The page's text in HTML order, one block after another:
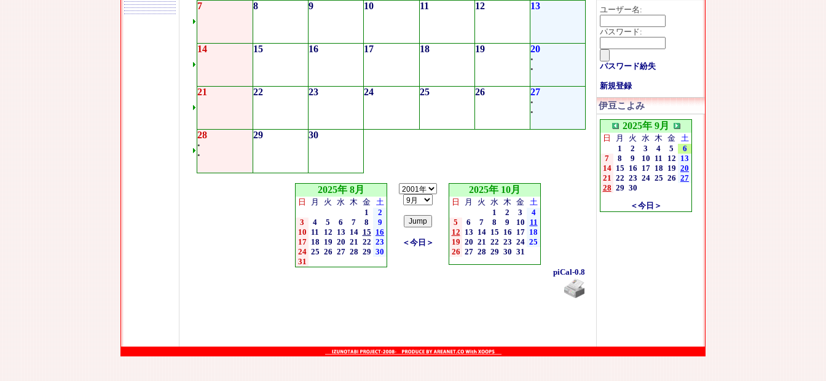
7 8 9 10 11 12 13
14 15 16 17 18 19 20
•
•
21 22 23 24 25 26 27
•
•
28
•
•
29 30
2025年 8月
日 月 火 水 木 金 土
1
2
3
4 5 6 7 8
9
10 11 12 13 14 15 16
17 18 19 20 21 22 23
24 25 26 27 28 29 30
31
＜今日＞
2025年 10月
日 月 火 水 木 金 土
1
2 3
4
5
6 7 8 9 10
11
12 13 14 15 16 17 18
19 20 21 22 23 24 25
26 27 28 29 30 31
piCal-0.8
ユーザー名:
パスワード:
パスワード紛失
新規登録
伊豆こよみ
2025年 9月
日 月 火 水 木 金 土
1
2 3 4 5
6
7
8 9 10 11 12 13
14 15 16 17 18 19 20
21 22 23 24 25 26 27
28 29 30
＜今日＞